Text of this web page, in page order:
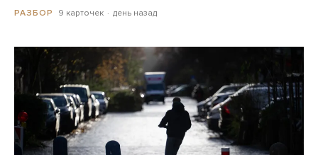
РАЗБОР 9 карточек день назад